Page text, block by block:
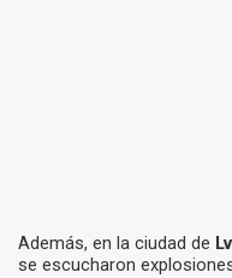
Además, en la ciudad de
se escucharon